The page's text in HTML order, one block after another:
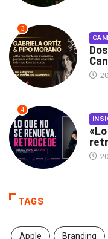
3
4
TAGS
Apple Branding